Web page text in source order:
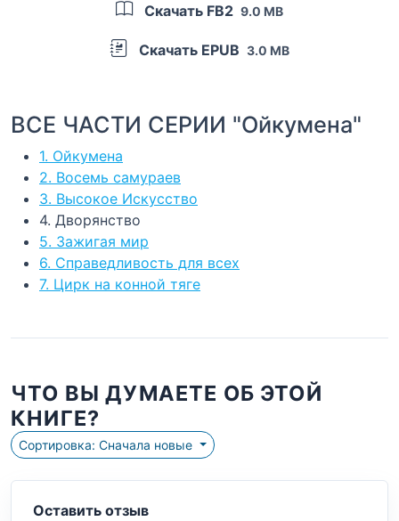
Скачать FB2 9.0 MB
Скачать EPUB 3.0 MB
ВСЕ ЧАСТИ СЕРИИ "Ойкумена"
1. Ойкумена
2. Восемь самураев
3. Высокое Искусство
4. Дворянство
5. Зажигая мир
6. Справедливость для всех
7. Цирк на конной тяге
ЧТО ВЫ ДУМАЕТЕ ОБ ЭТОЙ
КНИГЕ?
Сортировка: Сначала новые
Оставить отзыв